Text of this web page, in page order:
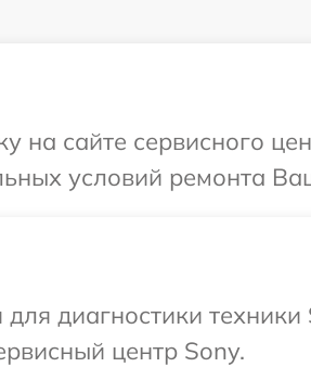
на сайте сервисного
условий ремонта
диагностики
центр Sony.